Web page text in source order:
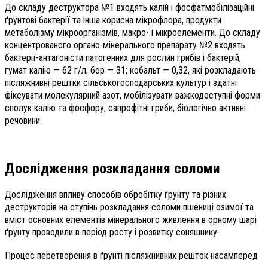
До складу деструктора №1 входять калій і фосфатмобілізаційні
ґрунтові бактерії та інша корисна мікрофлора, продукти
метаболізму мікроорганізмів, макро- і мікроелементи. До складу
концентрованого органо-мінерального препарату №2 входять
бактерії-антагоністи патогенних для рослин грибів і бактерій,
гумат калію — 62 г/л; бор — 31; кобальт — 0,32, які розкладають
післяжнивні рештки сільськогосподарських культур і здатні
фіксувати молекулярний азот, мобілізувати важкодоступні форми
сполук калію та фосфору, сапрофітні гриби, біологічно активні
речовини.
Дослідження розкладання соломи
Дослідження впливу способів обробітку ґрунту та різних
деструкторів на ступінь розкладання соломи пшениці озимої та
вміст основних елементів мінерального живлення в орному шарі
ґрунту проводили в період росту і розвитку соняшнику.
Процес перетворення в ґрунті післяжнивних решток насамперед